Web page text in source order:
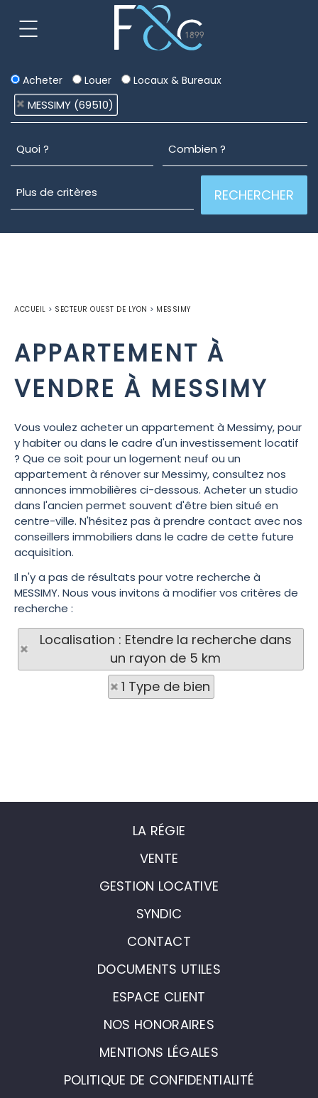
Acheter Louer Locaux & Bureaux
MESSIMY (69510)
ACCUEIL > SECTEUR OUEST DE LYON > MESSIMY
APPARTEMENT À
VENDRE À MESSIMY
Vous voulez acheter un appartement à Messimy, pour
y habiter ou dans le cadre d'un investissement locatif
? Que ce soit pour un logement neuf ou un
appartement à rénover sur Messimy, consultez nos
annonces immobilières ci-dessous. Acheter un studio
dans l'ancien permet souvent d'être bien situé en
centre-ville. N'hésitez pas à prendre contact avec nos
conseillers immobiliers dans le cadre de cette future
acquisition.
Il n'y a pas de résultats pour votre recherche à
MESSIMY. Nous vous invitons à modifier vos critères de
recherche :
Localisation : Etendre la recherche dans
un rayon de 5 km
1 Type de bien
LA RÉGIE
VENTE
GESTION LOCATIVE
SYNDIC
CONTACT
DOCUMENTS UTILES
ESPACE CLIENT
NOS HONORAIRES
MENTIONS LÉGALES
POLITIQUE DE CONFIDENTIALITÉ